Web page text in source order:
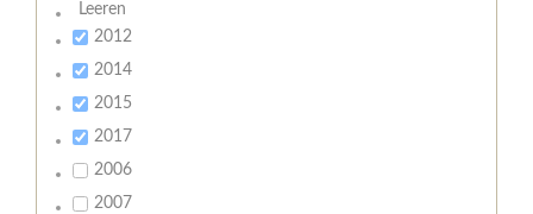
Leeren
2012
2014
2015
2017
2006
2007